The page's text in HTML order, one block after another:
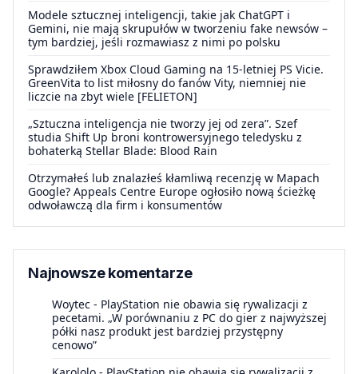
Modele sztucznej inteligencji, takie jak ChatGPT i
Gemini, nie mają skrupułów w tworzeniu fake newsów –
tym bardziej, jeśli rozmawiasz z nimi po polsku
Sprawdziłem Xbox Cloud Gaming na 15-letniej PS Vicie.
GreenVita to list miłosny do fanów Vity, niemniej nie
liczcie na zbyt wiele [FELIETON]
„Sztuczna inteligencja nie tworzy jej od zera”. Szef
studia Shift Up broni kontrowersyjnego teledysku z
bohaterką Stellar Blade: Blood Rain
Otrzymałeś lub znalazłeś kłamliwą recenzję w Mapach
Google? Appeals Centre Europe ogłosiło nową ścieżkę
odwoławczą dla firm i konsumentów
Najnowsze komentarze
Woytec - PlayStation nie obawia się rywalizacji z
pecetami. „W porównaniu z PC do gier z najwyższej
półki nasz produkt jest bardziej przystępny
cenowo”